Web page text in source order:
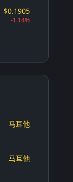
$0.1905
-1.14%
马耳他
马耳他